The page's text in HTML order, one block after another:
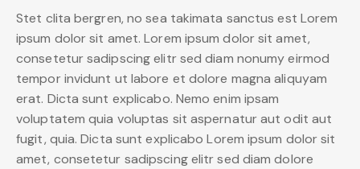
Stet clita bergren, no sea takimata sanctus est Lorem
ipsum dolor sit amet. Lorem ipsum dolor sit amet,
consetetur sadipscing elitr sed diam nonumy eirmod
tempor invidunt ut labore et dolore magna aliquyam
erat. Dicta sunt explicabo. Nemo enim ipsam
voluptatem quia voluptas sit aspernatur aut odit aut
fugit, quia. Dicta sunt explicabo Lorem ipsum dolor sit
amet, consetetur sadipscing elitr sed diam dolore